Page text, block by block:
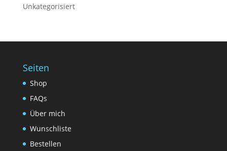
Unkategorisiert
Seiten
Shop
FAQs
Über mich
Wunschliste
Bestellen